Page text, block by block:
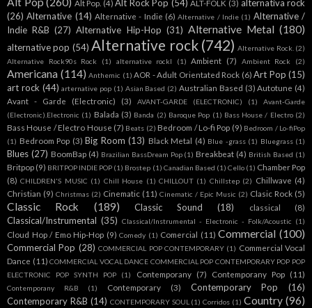
Alt Pop. (4) Alt Rock Pop (54) ALT-FOLK (3) alternativa rock
(26) Alternative (14) Alternative - Indie (6) Alternative / Indie (1) Alternative /
Indie R&B (27) Alternative Hip-Hop (31) Alternative Metal (180)
alternative pop (54) Alternative rock (742) Alternative Rock. (2)
Alternative Rock90s Rock
(1) alternative rockl (1) Ambient (7) Ambient Rock (2)
Americana (114) Anthemic (1) AOR - Adult Orientated Rock (6) Art Pop (15)
art rock (44) arternative pop (1) Asian Based (2) Australian Based (3) Autotune (4)
Avant - Garde (Electronic)
(3) AVANT-GARDE (ELECTRONIC) (1)
Avant-Garde
(Electronic).Electronic (1) Balada (3) Banda (2) Baroque Pop (1) Bass House / Electro (2)
Bass House / Electro House (7) Beats (2) Bedroom / Lo-fi Pop (9) Bedroom / Lo-fiPop
(1) Bedroom Pop (3) Big Room (13) Black Metal (4) Blue -grass (1) Bluegrass (1)
Blues (27) BoomBap (4) Brazilian BassDream Pop (1) Breakbeat (4) British Based (1)
Britpop (9) BRITPOP INDIE POP (1) Brostep (1) Canadian Based (1) Cello (1) Chamber Pop
(8) CHILDREN'S MUSIC (1) Chill House (1) CHILLOUT (1) Chillstep (2) Chillwave (4)
Christian (9) Christmas (2) Cinematic (11) Cinematic / Epic Music (2) Clasic Rock (5)
Classic Rock (189) Classic Sound (18) classical (8)
Classical/Instrumental (35) Classical/Instrumental - Electronic - Folk/Acoustic (1)
Cloud Hop / Emo Hip-Hop (9) Comedy (1) Comercial (11) Commercial (100)
Commercial Pop (28) COMMERCIAL POP CONTEMPORARY (1) Commercial Vocal
Dance (11) COMMERCIAL VOCAL DANCE COMMERCIAL POP CONTEMPORARY POP POP
ELECTRONIC POP SYNTH POP
(1) Contemporany (7) Contemporany Pop (11)
Contemporany R&B (1) Contemporary (3) Contemporary Pop
(16)
Contemporary R&B (14) CONTEMPORARY SOUL (1) Corridos (1) Country (96)